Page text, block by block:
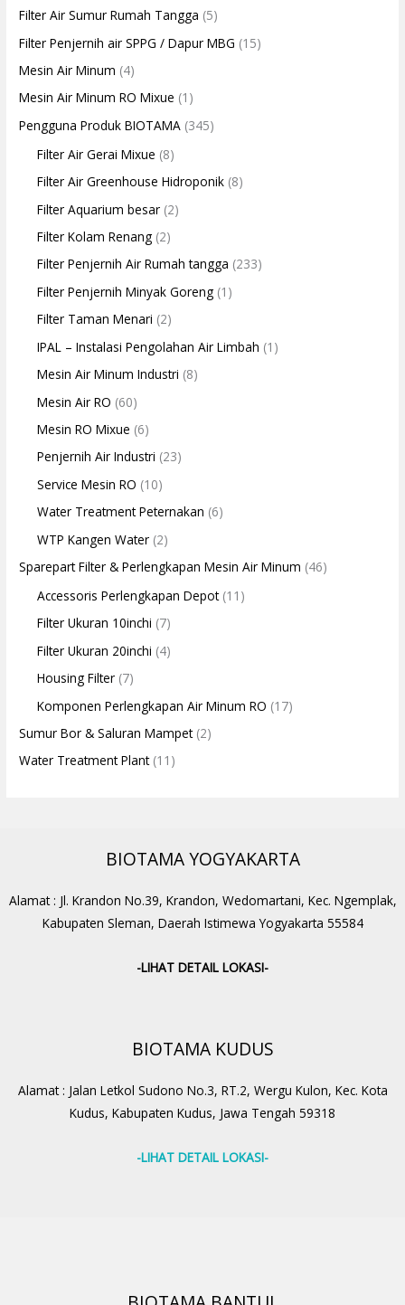
Filter Air Sumur Rumah Tangga (5)
Filter Penjernih air SPPG / Dapur MBG (15)
Mesin Air Minum (4)
Mesin Air Minum RO Mixue (1)
Pengguna Produk BIOTAMA (345)
Filter Air Gerai Mixue (8)
Filter Air Greenhouse Hidroponik (8)
Filter Aquarium besar (2)
Filter Kolam Renang (2)
Filter Penjernih Air Rumah tangga (233)
Filter Penjernih Minyak Goreng (1)
Filter Taman Menari (2)
IPAL – Instalasi Pengolahan Air Limbah (1)
Mesin Air Minum Industri (8)
Mesin Air RO (60)
Mesin RO Mixue (6)
Penjernih Air Industri (23)
Service Mesin RO (10)
Water Treatment Peternakan (6)
WTP Kangen Water (2)
Sparepart Filter & Perlengkapan Mesin Air Minum (46)
Accessoris Perlengkapan Depot(11)
Filter Ukuran 10inchi (7)
Filter Ukuran 20inchi (4)
Housing Filter (7)
Komponen Perlengkapan Air Minum RO (17)
Sumur Bor & Saluran Mampet(2)
Water Treatment Plant(11)
BIOTAMA YOGYAKARTA
Alamat : Jl. Krandon No.39, Krandon, Wedomartani, Kec. Ngemplak,
Kabupaten Sleman, Daerah Istimewa Yogyakarta 55584
-LIHAT DETAIL LOKASI-
BIOTAMA KUDUS
Alamat : Jalan Letkol Sudono No.3, RT.2, Wergu Kulon, Kec. Kota
Kudus, Kabupaten Kudus, Jawa Tengah 59318
-LIHAT DETAIL LOKASI-